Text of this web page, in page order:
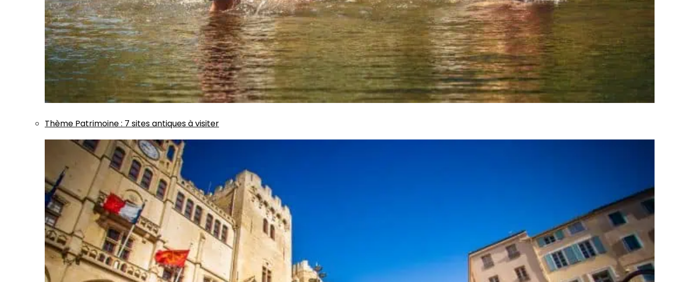
Thème Patrimoine: 7 sites antiques à visiter